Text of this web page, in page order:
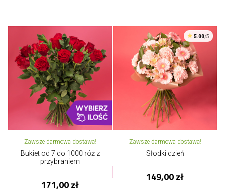
Zawsze darmowa dostawa!
Bukiet od 7 do 1000 róż z
przybraniem
171,00 zł
5.00/5
Zawsze darmowa dostawa!
Słodki dzień
149,00 zł